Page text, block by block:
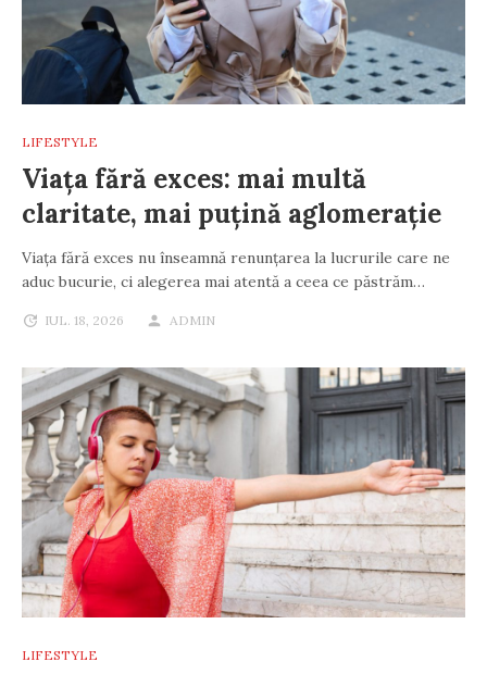
LIFESTYLE
Viața fără exces: mai multă
claritate, mai puțină aglomerație
Viața fără exces nu înseamnă renunțarea la lucrurile care ne
aduc bucurie, ci alegerea mai atentă a ceea ce păstrăm…
IUL. 18, 2026 ADMIN
LIFESTYLE